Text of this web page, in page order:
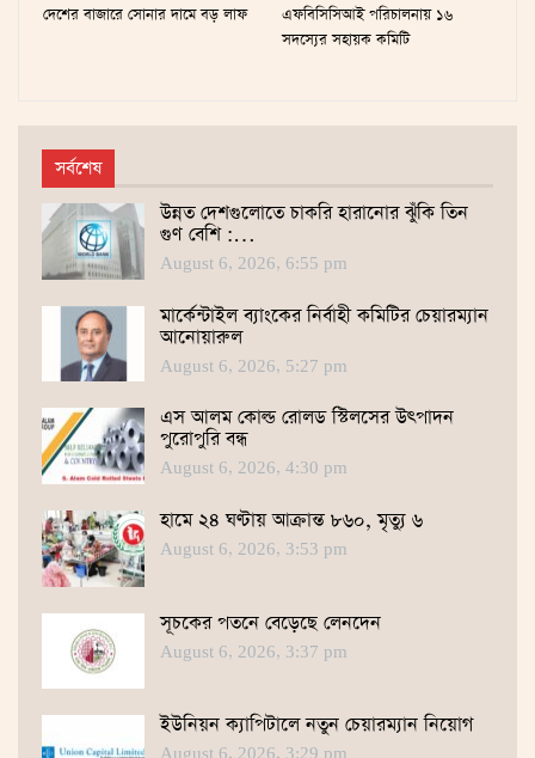
দেশের বাজারে সোনার দামে বড় লাফ
এফবিসিসিআই পরিচালনায় ১৬
সদস্যের সহায়ক কমিটি
সর্বশেষ
উন্নত দেশগুলোতে চাকরি হারানোর ঝুঁকি তিন
গুণ বেশি :…
August 6, 2026, 6:55 pm
মার্কেন্টাইল ব্যাংকের নির্বাহী কমিটির চেয়ারম্যান
আনোয়ারুল
August 6, 2026, 5:27 pm
এস আলম কোল্ড রোলড স্টিলসের উৎপাদন
পুরোপুরি বন্ধ
August 6, 2026, 4:30 pm
হামে ২৪ ঘণ্টায় আক্রান্ত ৮৬০, মৃত্যু ৬
August 6, 2026, 3:53 pm
সূচকের পতনে বেড়েছে লেনদেন
August 6, 2026, 3:37 pm
ইউনিয়ন ক্যাপিটালে নতুন চেয়ারম্যান নিয়োগ